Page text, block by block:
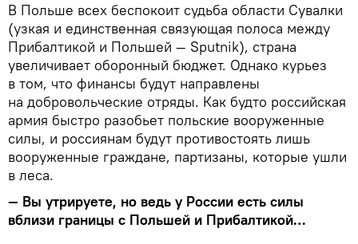
В Польше всех беспокоит судьба области Сувалки
(узкая и единственная связующая полоса между
Прибалтикой и Польшей — Sputnik), страна
увеличивает оборонный бюджет. Однако курьез
в том, что финансы будут направлены
на добровольческие отряды. Как будто российская
армия быстро разобьет польские вооруженные
силы, и россиянам будут противостоять лишь
вооруженные граждане, партизаны, которые ушли
в леса.
— Вы утрируете, но ведь у России есть силы
вблизи границы с Польшей и Прибалтикой…